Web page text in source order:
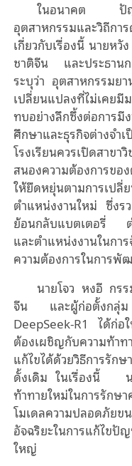
ในอนาคต ปัญญ
อุตสาหกรรมและวิถีกา
เกี่ยวกับเรื่องนี้ นายห
ชาติจีน และประธาน
ระบุว่า อุตสาหกรรมย
เปลี่ยนแปลงที่ไม่เคยมี
ทบอย่างลึกซึ้งต่อการ
ศึกษาและธุรกิจต่าง
โรงเรียนควรเปิดสา
สนองความต้องการขอ
ให้ยืดหยุ่นตามการเปลี่
ตําแหน่งงานใหม่ ซึ่งร
ย้อนกลับแบตเตอรี่ ต
และตำแหน่งงานในก
ความต้องการในการ
นายโจว หงอี กรร
จีน และผู้ก่อตั้งกลุ่ม
DeepSeek-R1 ได้ก่อ
ต้องเผชิญกับความท้าท
แก้ไขได้ด้วยวิธีการรัก
ดั้งเดิม ในเรื่องนี้ นา
ท้าทายใหม่ในการรัก
โมเดลความปลอดภัย
อัจฉริยะในการแก้ไขปั
ใหญ่